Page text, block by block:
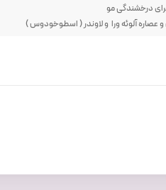
درخشندگی مو
عصاره آلوئه ورا و لاوندر ( اسطوخودوس )